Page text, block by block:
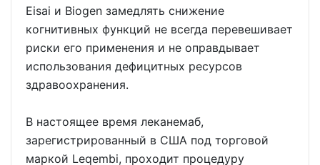
Eisai и Biogen замедлять снижение
когнитивных функций не всегда перевешивает
риски его применения и не оправдывает
использования дефицитных ресурсов
здравоохранения.
В настоящее время леканемаб,
зарегистрированный в США под торговой
маркой Leqembi, проходит процедуру